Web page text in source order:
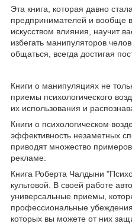
Эта книга, которая давно
предпринимателей и вообще
искусством влияния, научит
избегать манипуляторов
общаться, всегда достигая
Книги о манипуляциях не
приемы психологического
их использования и
Книги о психологическом
эффективность незаметных
приводят множество
рекламе.
Книга Роберта Чалдыни
культовой. В своей работе
универсальные приемы,
профессиональные
которых вы можете от них